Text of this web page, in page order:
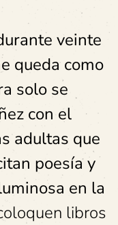
veinte
queda como
solo se
con el
adultas que
poesía y
en la
libros